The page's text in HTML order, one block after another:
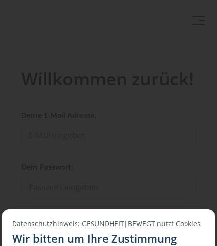
Datenschutzhinweis: GESUNDHEIT|BEWEGT nutzt Cookies
Wir bitten um Ihre Zustimmung